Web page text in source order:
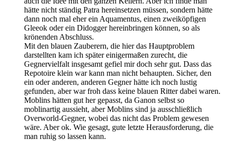
hätte nicht ständig Patra hereinsetzen müssen, sondern hätte
dann noch mal eher ein Aquamentus, einen zweiköpfigen
Gleeok oder ein Didogger hereinbringen können, so als
krönenden Abschluss.
Mit den blauen Zauberern, die hier das Hauptproblem
darstellten kam ich später einigermaßen zurecht, die
Gegnervielfalt insgesamt gefiel mir doch sehr gut. Dass das
Repotoire klein war kann man nicht behaupten. Sicher, den
ein oder anderen, anderen Gegner hätte ich noch lustig
gefunden, aber war froh dass keine blauen Ritter dabei waren.
Moblins hätten gut her gepasst, da Ganon selbst so
moblinartig aussieht, aber Moblins sind ja ausschließlich
Overworld-Gegner, wobei das nicht das Problem gewesen
wäre. Aber ok. Wie gesagt, gute letzte Herausforderung, die
man ruhig so lassen kann.